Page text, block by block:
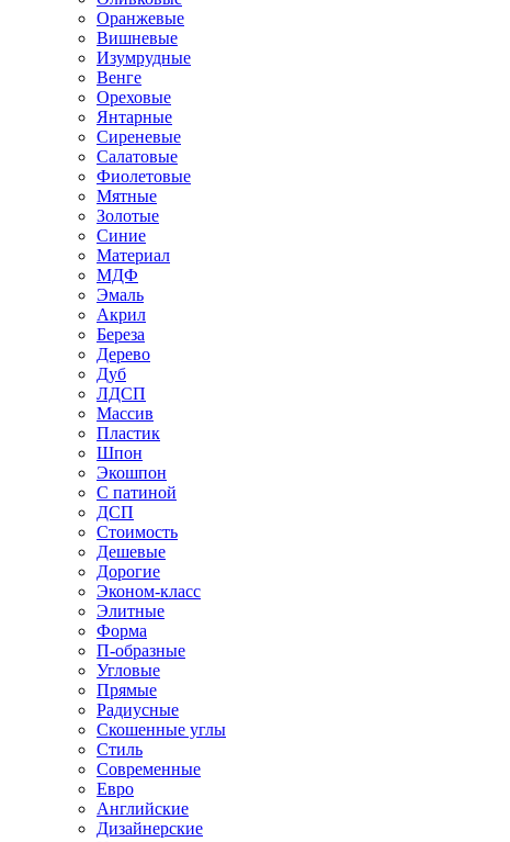
Оранжевые
Вишневые
Изумрудные
Венге
Ореховые
Янтарные
Сиреневые
Салатовые
Фиолетовые
Мятные
Золотые
Синие
Материал
МДФ
Эмаль
Акрил
Береза
Дерево
Дуб
ЛДСП
Массив
Пластик
Шпон
Экошпон
С патиной
ДСП
Стоимость
Дешевые
Дорогие
Эконом-класс
Элитные
Форма
П-образные
Угловые
Прямые
Радиусные
Скошенные углы
Стиль
Современные
Евро
Английские
Дизайнерские